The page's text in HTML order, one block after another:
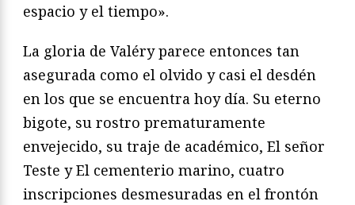
espacio y el tiempo».
La gloria de Valéry parece entonces tan
asegurada como el olvido y casi el desdén
en los que se encuentra hoy día. Su eterno
bigote, su rostro prematuramente
envejecido, su traje de académico, El señor
Teste yEl cementerio marino, cuatro
inscripciones desmesuradas en el frontón